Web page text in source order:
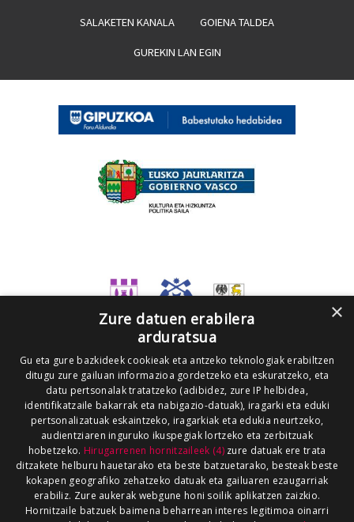
SALAKETEN KANALA GOIENA TALDEA
GUREKIN LAN EGIN
×
Zure datuen erabilera
arduratsua
Gu eta gure bazkideek cookieak eta antzeko teknologiak erabiltzen
ditugu zure gailuan informazioa gordetzeko eta eskuratzeko, eta
datu pertsonalak tratatzeko (adibidez, zure IP helbidea,
identifikatzaile bakarrak eta nabigazio-datuak), iragarki eta eduki
pertsonalizatuak eskaintzeko, iragarkiak eta edukia neurtzeko,
audientziaren inguruko ikuspegiak lortzeko eta zerbitzuak
hobetzeko. Hirugarrenen hornitzaileek (4)zure datuak ere trata
ditzakete helburu hauetarako eta beste batzuetarako, besteak beste
kokapen geografiko zehatzeko datuak eta gailuaren ezaugarriak
erabiliz. Zure aukerak webgune honi soilik aplikatzen zaizkio.
Hornitzaile batzuek baimena beharrean interes legitimoa oinarri